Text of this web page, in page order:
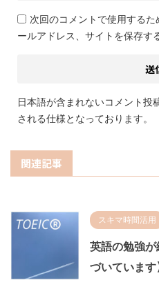
次回のコメントで使用する
ールアドレス、サイトを保存する
日本語が含まれないコメント投
される仕様となっております。
関連記事
スキマ時間活用
英語の勉強
づいています